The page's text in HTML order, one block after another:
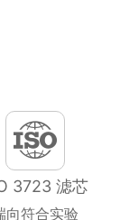
3723 滤芯
向符合实验